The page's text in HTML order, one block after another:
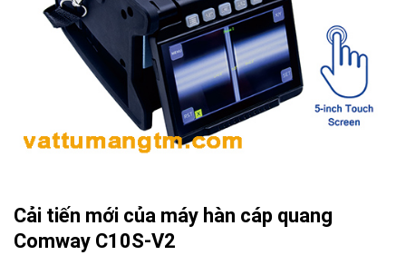
Cải tiến mới của máy hàn cáp quang
Comway C10S-V2